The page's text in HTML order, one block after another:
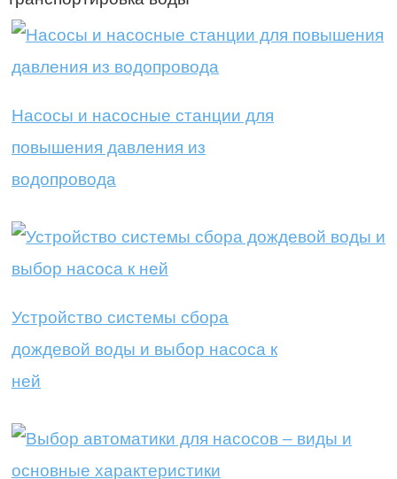
Насосы и насосные станции для
повышения давления из
водопровода
Устройство системы сбора
дождевой воды и выбор насоса к
ней